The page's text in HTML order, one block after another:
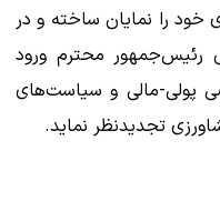
را نمایان ساخته و در
رئیس‌جمهور محترم ورود
پولی-مالی و سیاست‌های
تجدیدنظر نماید.